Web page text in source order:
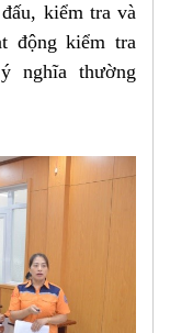
kiểm tra và
động kiểm tra
nghĩa thường